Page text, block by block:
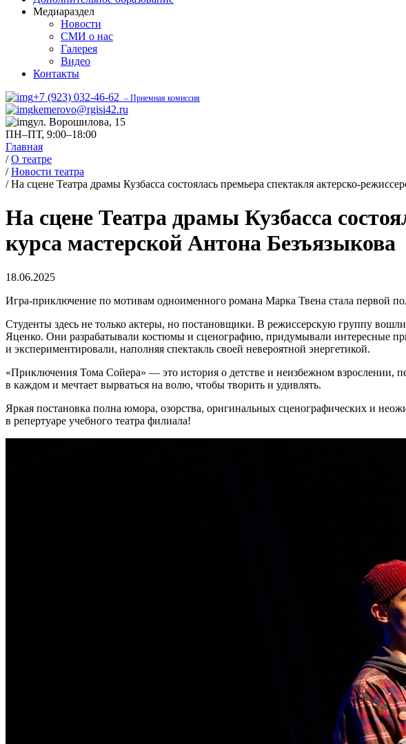
Медиараздел
Новости
СМИ о нас
Галерея
Видео
Контакты
+7 (923) 032-46-62 – Приемная комиссия
kemerovo@rgisi42.ru
ул. Ворошилова, 15
ПН–ПТ, 9:00–18:00
Главная
/ О театре
/ Новости театра
/ На сцене Театра драмы Кузбасса состоялась премьера спектакля актерско-
На сцене Театра драмы Кузбасса
курса мастерской Антона Безъязыкова
18.06.2025
Игра-приключение по мотивам одноименного романа Марка Твена стала первой
Студенты здесь не только актеры, но постановщики. В режиссерскую группу
Яценко. Они разрабатывали костюмы и сценографию, придумывали интересные
и экспериментировали, наполняя спектакль своей невероятной энергетикой.
«Приключения Тома Сойера» — это история о детстве и неизбежном взрослении,
в каждом и мечтает вырваться на волю, чтобы творить и удивлять.
Яркая постановка полна юмора, озорства, оригинальных сценографических и
в репертуаре учебного театра филиала!